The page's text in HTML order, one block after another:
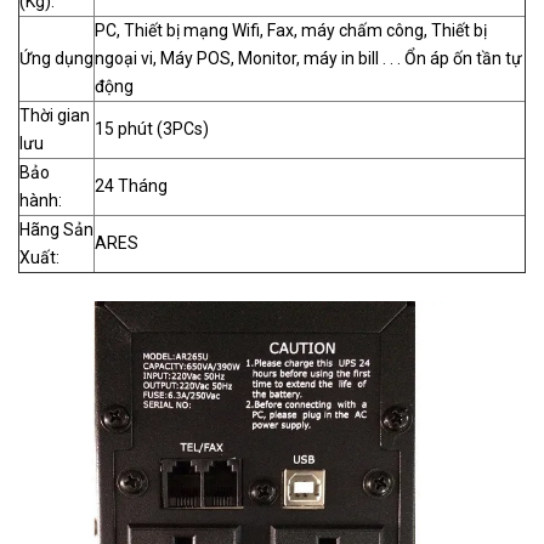
Ứng dụng
PC, Thiết bị mạng Wifi, Fax, máy chấm công, Thiết bị
ngoại vi, Máy POS, Monitor, máy in bill . . . Ổn áp ốn tần tự
động
Thời gian
lưu
15 phút (3PCs)
Bảo
hành:
24 Tháng
Hãng Sản
Xuất:
ARES